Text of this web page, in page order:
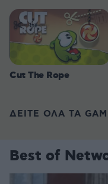
Cut The Rope
ΔΕΙΤΕ ΟΛΑ ΤΑ
Best of